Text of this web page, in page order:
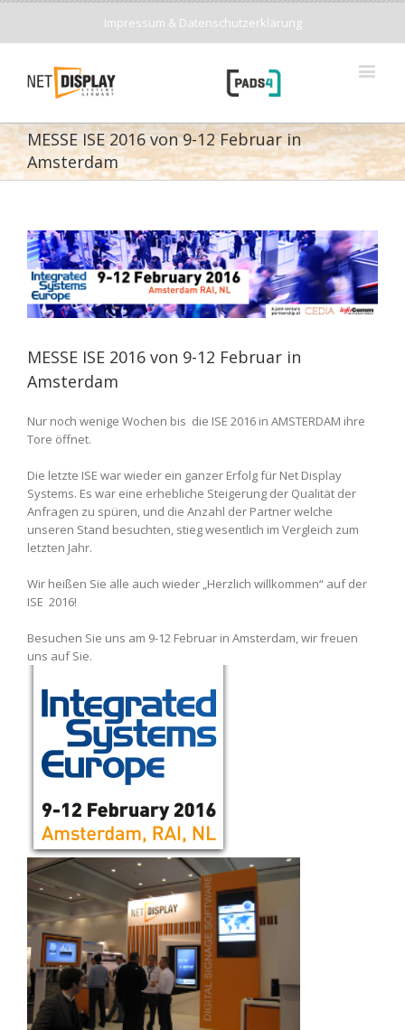
Impressum & Datenschutzerklärung
MESSE ISE 2016 von 9-12 Februar in
Amsterdam
MESSE ISE 2016 von 9-12 Februar in
Amsterdam
Nur noch wenige Wochen bis die ISE 2016 in AMSTERDAM ihre
Tore öffnet.
Die letzte ISE war wieder ein ganzer Erfolg für Net Display
Systems. Es war eine erhebliche Steigerung der Qualität der
Anfragen zu spüren, und die Anzahl der Partner welche
unseren Stand besuchten, stieg wesentlich im Vergleich zum
letzten Jahr.
Wir heißen Sie alle auch wieder „Herzlich willkommen“ auf der
ISE 2016!
Besuchen Sie uns am 9-12 Februar in Amsterdam, wir freuen
uns auf Sie.